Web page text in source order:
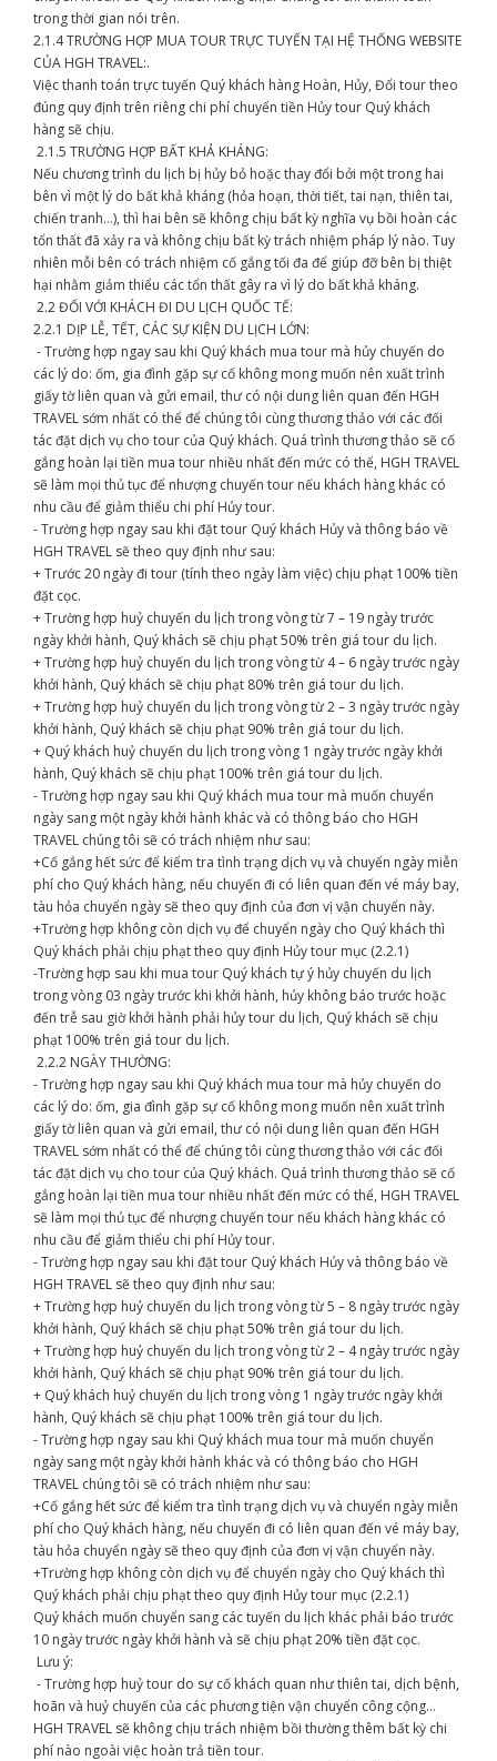
trong thời gian nói trên.
2.1.4 TRƯỜNG HỢP MUA TOUR TRỰC TUYẾN TẠI HỆ THỐNG WEBSITE
CỦA HGH TRAVEL:.
Việc thanh toán trực tuyến Quý khách hàng Hoàn, Hủy, Đổi tour theo
đúng quy định trên riêng chi phí chuyển tiền Hủy tour Quý khách
hàng sẽ chịu.
2.1.5 TRƯỜNG HỢP BẤT KHẢ KHÁNG:
Nếu chương trình du lịch bị hủy bỏ hoặc thay đổi bởi một trong hai
bên vì một lý do bất khả kháng (hỏa hoạn, thời tiết, tai nạn, thiên tai,
chiến tranh…), thì hai bên sẽ không chịu bất kỳ nghĩa vụ bồi hoàn các
tổn thất đã xảy ra và không chịu bất kỳ trách nhiệm pháp lý nào. Tuy
nhiên mỗi bên có trách nhiệm cố gắng tối đa để giúp đỡ bên bị thiệt
hại nhằm giảm thiểu các tổn thất gây ra vì lý do bất khả kháng.
2.2 ĐỐI VỚI KHÁCH ĐI DU LỊCH QUỐC TẾ:
2.2.1 DỊP LỄ, TẾT, CÁC SỰ KIỆN DU LỊCH LỚN:
- Trường hợp ngay sau khi Quý khách mua tour mà hủy chuyến do
các lý do: ốm, gia đình gặp sự cố không mong muốn nên xuất trình
giấy tờ liên quan và gửi email, thư có nội dung liên quan đến HGH
TRAVEL sớm nhất có thể để chúng tôi cùng thương thảo với các đối
tác đặt dịch vụ cho tour của Quý khách. Quá trình thương thảo sẽ cố
gắng hoàn lại tiền mua tour nhiều nhất đến mức có thể, HGH TRAVEL
sẽ làm mọi thủ tục để nhượng chuyến tour nếu khách hàng khác có
nhu cầu để giảm thiểu chi phí Hủy tour.
- Trường hợp ngay sau khi đặt tour Quý khách Hủy và thông báo về
HGH TRAVEL sẽ theo quy định như sau:
+ Trước 20 ngày đi tour (tính theo ngày làm việc) chịu phạt 100% tiền
đặt cọc.
+ Trường hợp huỷ chuyến du lịch trong vòng từ 7 – 19 ngày trước
ngày khởi hành, Quý khách sẽ chịu phạt 50% trên giá tour du lịch.
+ Trường hợp huỷ chuyến du lịch trong vòng từ 4 – 6 ngày trước ngày
khởi hành, Quý khách sẽ chịu phạt 80% trên giá tour du lịch.
+ Trường hợp huỷ chuyến du lịch trong vòng từ 2 – 3 ngày trước ngày
khởi hành, Quý khách sẽ chịu phạt 90% trên giá tour du lịch.
+ Quý khách huỷ chuyến du lịch trong vòng 1 ngày trước ngày khởi
hành, Quý khách sẽ chịu phạt 100% trên giá tour du lịch.
- Trường hợp ngay sau khi Quý khách mua tour mà muốn chuyển
ngày sang một ngày khởi hành khác và có thông báo cho HGH
TRAVEL chúng tôi sẽ có trách nhiệm như sau:
+Cố gắng hết sức để kiểm tra tình trạng dịch vụ và chuyển ngày miễn
phí cho Quý khách hàng, nếu chuyến đi có liên quan đến vé máy bay,
tàu hỏa chuyển ngày sẽ theo quy định của đơn vị vận chuyển này.
+Trường hợp không còn dịch vụ để chuyển ngày cho Quý khách thì
Quý khách phải chịu phạt theo quy định Hủy tour mục (2.2.1)
-Trường hợp sau khi mua tour Quý khách tự ý hủy chuyến du lịch
trong vòng 03 ngày trước khi khởi hành, hủy không báo trước hoặc
đến trễ sau giờ khởi hành phải hủy tour du lịch, Quý khách sẽ chịu
phạt 100% trên giá tour du lịch.
2.2.2 NGÀY THƯỜNG:
- Trường hợp ngay sau khi Quý khách mua tour mà hủy chuyến do
các lý do: ốm, gia đình gặp sự cố không mong muốn nên xuất trình
giấy tờ liên quan và gửi email, thư có nội dung liên quan đến HGH
TRAVEL sớm nhất có thể để chúng tôi cùng thương thảo với các đối
tác đặt dịch vụ cho tour của Quý khách. Quá trình thương thảo sẽ cố
gắng hoàn lại tiền mua tour nhiều nhất đến mức có thể, HGH TRAVEL
sẽ làm mọi thủ tục để nhượng chuyến tour nếu khách hàng khác có
nhu cầu để giảm thiểu chi phí Hủy tour.
- Trường hợp ngay sau khi đặt tour Quý khách Hủy và thông báo về
HGH TRAVEL sẽ theo quy định như sau:
+ Trường hợp huỷ chuyến du lịch trong vòng từ 5 – 8 ngày trước ngày
khởi hành, Quý khách sẽ chịu phạt 50% trên giá tour du lịch.
+ Trường hợp huỷ chuyến du lịch trong vòng từ 2 – 4 ngày trước ngày
khởi hành, Quý khách sẽ chịu phạt 90% trên giá tour du lịch.
+ Quý khách huỷ chuyến du lịch trong vòng 1 ngày trước ngày khởi
hành, Quý khách sẽ chịu phạt 100% trên giá tour du lịch.
- Trường hợp ngay sau khi Quý khách mua tour mà muốn chuyển
ngày sang một ngày khởi hành khác và có thông báo cho HGH
TRAVEL chúng tôi sẽ có trách nhiệm như sau:
+Cố gắng hết sức để kiểm tra tình trạng dịch vụ và chuyển ngày miễn
phí cho Quý khách hàng, nếu chuyến đi có liên quan đến vé máy bay,
tàu hỏa chuyển ngày sẽ theo quy định của đơn vị vận chuyển này.
+Trường hợp không còn dịch vụ để chuyển ngày cho Quý khách thì
Quý khách phải chịu phạt theo quy định Hủy tour mục (2.2.1)
Quý khách muốn chuyển sang các tuyến du lịch khác phải báo trước
10 ngày trước ngày khởi hành và sẽ chịu phạt 20% tiền đặt cọc.
Lưu ý:
- Trường hợp huỷ tour do sự cố khách quan như thiên tai, dịch bệnh,
hoãn và huỷ chuyến của các phương tiện vận chuyển công cộng…
HGH TRAVEL sẽ không chịu trách nhiệm bồi thường thêm bất kỳ chi
phí nào ngoài việc hoàn trả tiền tour.